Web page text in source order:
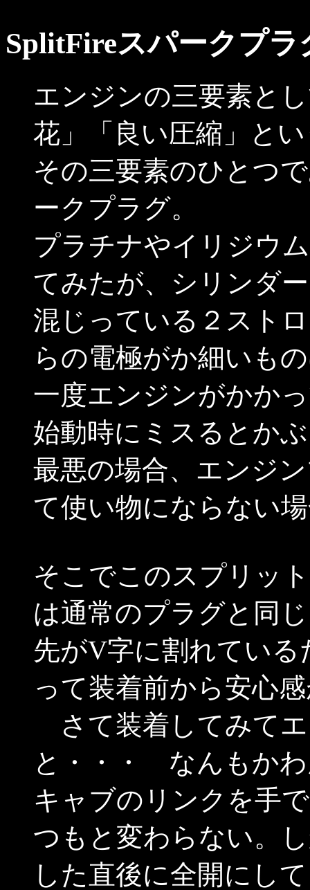
SplitFireスパークプ
エンジンの三要素と
花」「良い圧縮」と
その三要素のひとつ
ークプラグ。
プラチナやイリジウ
てみたが、シリンダ
混じっている２スト
らの電極がか細いも
一度エンジンがかか
始動時にミスるとか
最悪の場合、エンジ
て使い物にならない
そこでこのスプリッ
は通常のプラグと同
先がV字に割れてい
って装着前から安心
さて装着してみて
と・・・ なんもか
キャブのリンクを手
つもと変わらない。
した直後に全開にし